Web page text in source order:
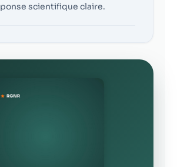
scientifique claire.